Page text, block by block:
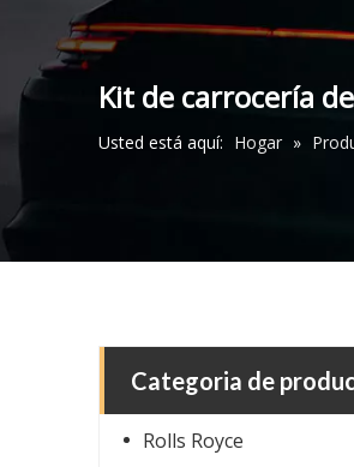
Kit de carrocería
Usted está aquí: Hogar »
Categoria de
Rolls Royce